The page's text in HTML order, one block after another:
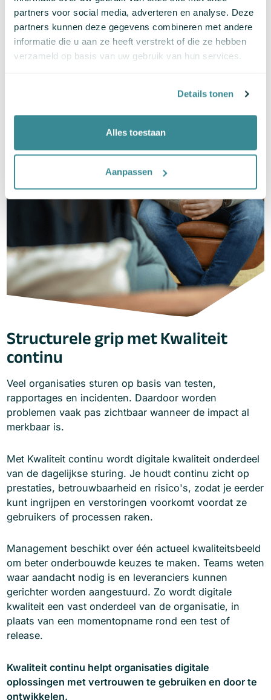
partners voor social media, adverteren en analyse. Deze
partners kunnen deze gegevens combineren met andere
informatie die u aan ze heeft verstrekt of die ze hebben
verzameld op basis van uw gebruik van hun services.
Details tonen
Alles toestaan
Aanpassen
Structurele grip met Kwaliteit
continu
Veel organisaties sturen op basis van testen,
rapportages en incidenten. Daardoor worden
problemen vaak pas zichtbaar wanneer de impact al
merkbaar is.
Met Kwaliteit continu wordt digitale kwaliteit onderdeel
van de dagelijkse sturing. Je houdt continu zicht op
prestaties, betrouwbaarheid en risico's, zodat je eerder
kunt ingrijpen en verstoringen voorkomt voordat ze
gebruikers of processen raken.
Management beschikt over één actueel kwaliteitsbeeld
om beter onderbouwde keuzes te maken. Teams weten
waar aandacht nodig is en leveranciers kunnen
gerichter worden aangestuurd. Zo wordt digitale
kwaliteit een vast onderdeel van de organisatie, in
plaats van een momentopname rond een test of
release.
Kwaliteit continu helpt organisaties digitale
oplossingen met vertrouwen te gebruiken en door te
ontwikkelen.